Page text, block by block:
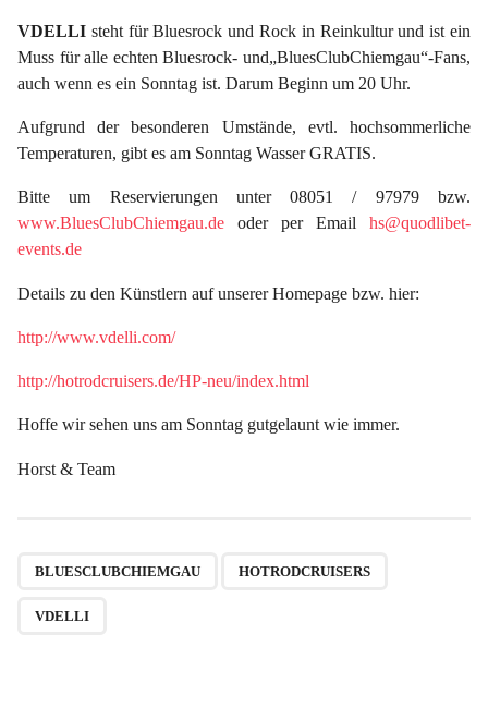
VDELLI steht für Bluesrock und Rock in Reinkultur und ist ein
Muss für alle echten Bluesrock- und„BluesClubChiemgau“-Fans,
auch wenn es ein Sonntag ist. Darum Beginn um 20 Uhr.
Aufgrund der besonderen Umstände, evtl. hochsommerliche
Temperaturen, gibt es am Sonntag Wasser GRATIS.
Bitte um Reservierungen unter 08051 / 97979 bzw.
www.BluesClubChiemgau.de oder per Email hs@quodlibet-
events.de
Details zu den Künstlern auf unserer Homepage bzw. hier:
http://www.vdelli.com/
http://hotrodcruisers.de/HP-neu/index.html
Hoffe wir sehen uns am Sonntag gutgelaunt wie immer.
Horst & Team
BLUESCLUBCHIEMGAU HOTRODCRUISERS
VDELLI